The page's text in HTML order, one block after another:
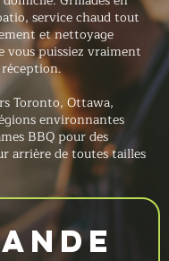
service chaud tout
et nettoyage
vous puissiez vraiment
Toronto, Ottawa,
environnantes
BBQ pour des
arrière de toutes tailles